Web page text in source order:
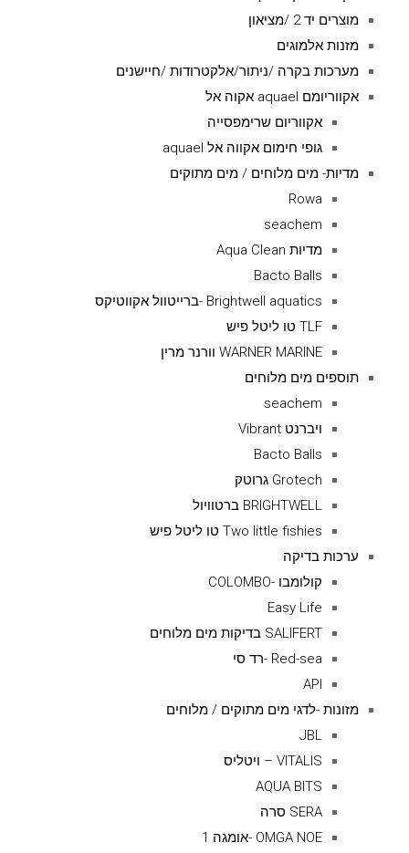
מוצרים יד 2 /מציאון
מזנות אלמוגים
מערכות בקרה /ניתור/אלקטרודות /חיישנים
אקווריומם aquael אקוה אל
אקווריום שרימפסייה
גופי חימום אקווה אל aquael
מדיות- מים מלוחים / מים מתוקים
Rowa
seachem
מדיות Aqua Clean
Bacto Balls
Brightwell aquatics -ברייטוול אקווטיקס
TLF טו ליטל פיש
WARNER MARINE וורנר מרין
תוספים מים מלוחים
seachem
ויברנט Vibrant
Bacto Balls
Grotech גרוטק
BRIGHTWELL ברטוויול
Two little fishies טו ליטל פיש
ערכות בדיקה
קולומבו -COLOMBO
Easy Life
SALIFERT בדיקות מים מלוחים
Red-sea -רד סי
API
מזונות -לדגי מים מתוקים / מלוחים
JBL
VITALIS – ויטליס
AQUA BITS
SERA סרה
OMGA NOE -אומגה 1